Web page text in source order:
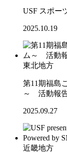
USF スポー
2025.10.19
東北地方
第11期福島
～ 活動報告
2025.09.27
近畿地方